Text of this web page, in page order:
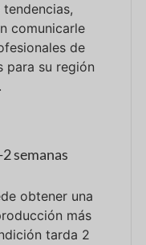
comunicarle
de
para su región
semanas
obtener una
más
tarda 2